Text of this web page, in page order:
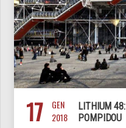
17
GEN
2018
LITHIUM
POMPIDOU